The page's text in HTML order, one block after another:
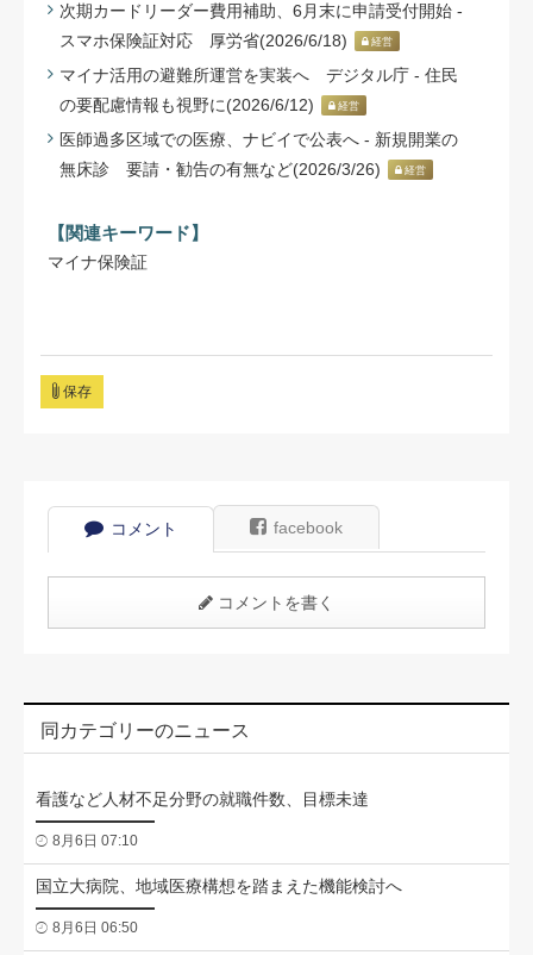
次期カードリーダー費用補助、6月末に申請受付開始 -
スマホ保険証対応 厚労省(2026/6/18)
経営
マイナ活用の避難所運営を実装へ デジタル庁 - 住民
の要配慮情報も視野に(2026/6/12)
経営
医師過多区域での医療、ナビイで公表へ - 新規開業の
無床診 要請・勧告の有無など(2026/3/26)
経営
【関連キーワード】
マイナ保険証
保存
コメント facebook
コメントを書く
同カテゴリーのニュース
看護など人材不足分野の就職件数、目標未達
8月6日 07:10
国立大病院、地域医療構想を踏まえた機能検討へ
8月6日 06:50